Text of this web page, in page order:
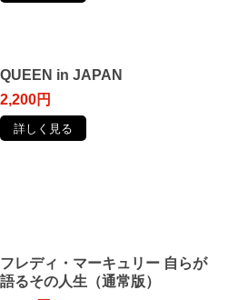
QUEEN in JAPAN
2,200円
詳しく見る
フレディ・マーキュリー ⾃らが
語るその⼈⽣（通常版）